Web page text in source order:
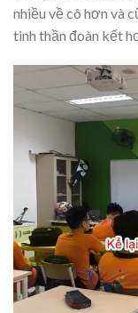
nhiều về cô hơn và
tinh thần đoàn kết